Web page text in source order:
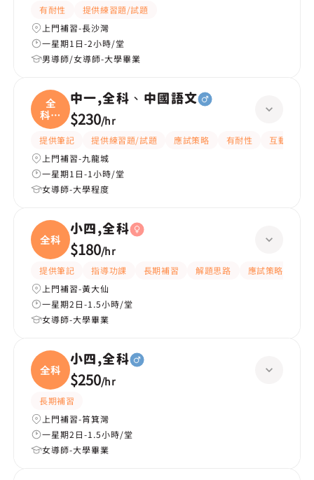
有耐性
提供練習題/試題
上門補習-長沙灣
一星期1日-2小時/堂
男導師/女導師-大學畢業
全
科、
中國
中一,全科、中國語文
$230/hr
提供筆記 提供練習題/試題 應試策略 有耐性
互動教學
上門補習-九龍城
一星期1日-1小時/堂
女導師-大學程度
全科
小四,全科
$180/hr
提供筆記 指導功課 長期補習 解題思路 應試策略
上門補習-黃大仙
一星期2日-1.5小時/堂
女導師-大學畢業
全科
小四,全科
$250/hr
長期補習
上門補習-筲箕灣
一星期2日-1.5小時/堂
女導師-大學畢業